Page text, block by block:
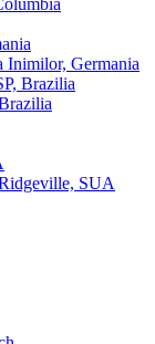
Inimilor, Germania
Brazilia
SUA